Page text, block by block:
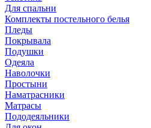
Для спальни
Комплекты постельного белья
Пледы
Покрывала
Подушки
Одеяла
Наволочки
Простыни
Наматрасники
Матрасы
Пододеяльники